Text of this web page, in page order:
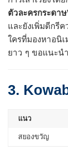
ตัวละครกระดาษ’
และยังเพิ่มดีกรี
ใครที่มองหาอนิ
ยาว ๆ ขอแนะนำ
3.
แนว
สยองขวัญ